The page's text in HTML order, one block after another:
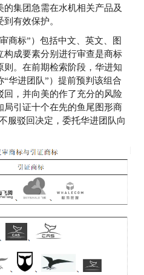
集团急需在水机相关产品及
有效保护。
商标”）包括中文、英文、图
构成要素分别进行审查是商标
。在前期检索阶段，华进知
华进团队”）提前预判该组合
回，并向美的作了充分的风险
局引证十个在先的鱼尾图形商
服驳回决定，委托华进团队向